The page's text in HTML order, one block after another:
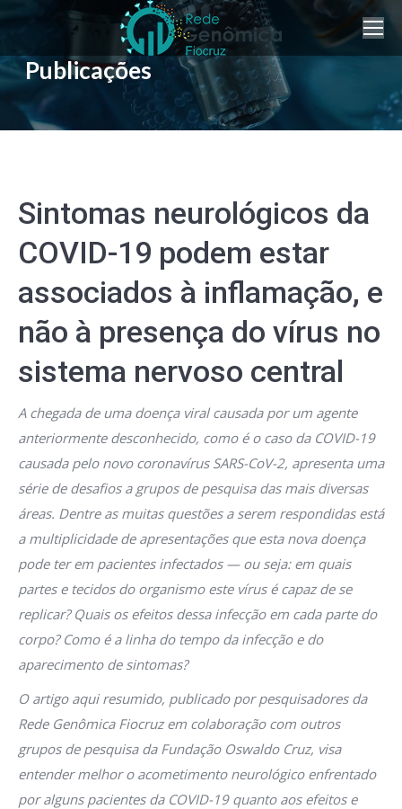
Publicações
Sintomas neurológicos da
COVID-19 podem estar
associados à inflamação, e
não à presença do vírus no
sistema nervoso central
A chegada de uma doença viral causada por um agente
anteriormente desconhecido, como é o caso da COVID-19
causada pelo novo coronavírus SARS-CoV-2, apresenta uma
série de desafios a grupos de pesquisa das mais diversas
áreas. Dentre as muitas questões a serem respondidas está
a multiplicidade de apresentações que esta nova doença
pode ter em pacientes infectados — ou seja: em quais
partes e tecidos do organismo este vírus é capaz de se
replicar? Quais os efeitos dessa infecção em cada parte do
corpo? Como é a linha do tempo da infecção e do
aparecimento de sintomas?
O artigo aqui resumido, publicado por pesquisadores da
Rede Genômica Fiocruz em colaboração com outros
grupos de pesquisa da Fundação Oswaldo Cruz, visa
entender melhor o acometimento neurológico enfrentado
por alguns pacientes da COVID-19 quanto aos efeitos e